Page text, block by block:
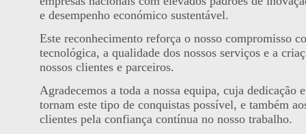
e desempenho económico sustentável.
Este reconhecimento reforça o nosso compromisso
tecnológica, a qualidade dos nossos serviços e a
nossos clientes e parceiros.
Agradecemos a toda a nossa equipa, cuja dedicação
tornam este tipo de conquistas possível, e também
clientes pela confiança contínua no nosso trabalho.